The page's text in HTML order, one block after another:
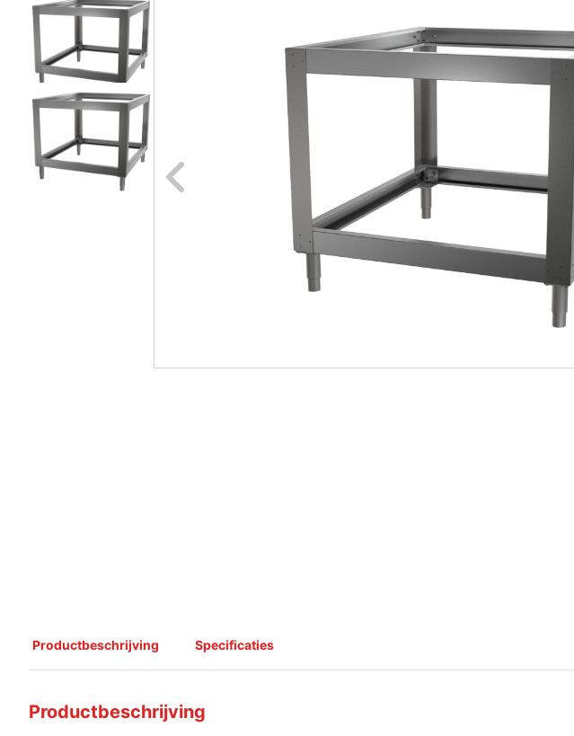
Naar vorige foto
Productbeschrijving Specificaties
Productbeschrijving